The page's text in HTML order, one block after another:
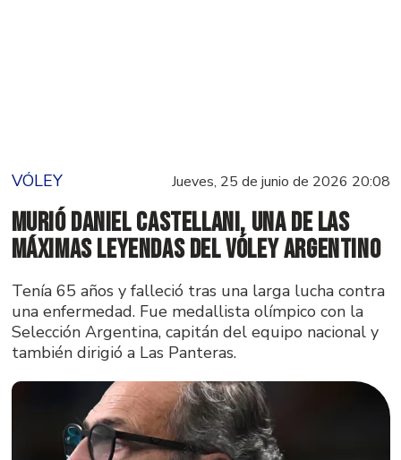
VÓLEY Jueves, 25 de junio de 2026 20:08
Murió Daniel Castellani, una de las
máximas leyendas del vóley argentino
Tenía 65 años y falleció tras una larga lucha contra
una enfermedad. Fue medallista olímpico con la
Selección Argentina, capitán del equipo nacional y
también dirigió a Las Panteras.